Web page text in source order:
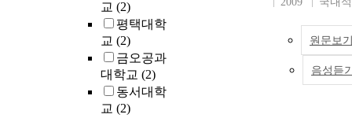
교 (2)
평택대학
교 (2)
금오공과
대학교 (2)
동서대학
교 (2)
원문보
음성듣